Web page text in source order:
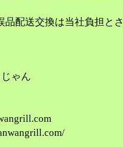
品配送交換は当社負担と
ゃん